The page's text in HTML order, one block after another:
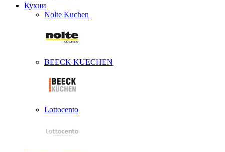
Кухни
Nolte Kuchen
BEECK KUECHEN
Lottocento